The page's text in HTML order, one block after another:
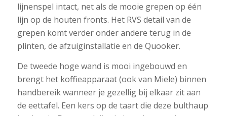
lijnenspel intact, net als de mooie grepen op één
lijn op de houten fronts. Het RVS detail van de
grepen komt verder onder andere terug in de
plinten, de afzuiginstallatie en de Quooker.
De tweede hoge wand is mooi ingebouwd en
brengt het koffieapparaat (ook van Miele) binnen
handbereik wanneer je gezellig bij elkaar zit aan
de eettafel. Een kers op de taart die deze bulthaup